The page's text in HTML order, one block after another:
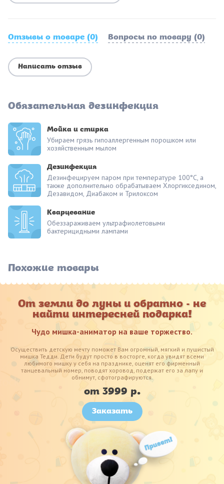
Отзывы о товаре (0) Вопросы по товару (0)
Написать отзыв
Обязательная дезинфекция
Мойка и стирка
Убираем грязь гипоаллергенным порошком или
хозяйственным мылом
Дезинфекция
Дезинфецируем паром при температуре 100°С, а
также дополнительно обрабатываем Хлоргикседином,
Дезавидом, Диабаком и Трилоксом
Кварцевание
Обеззараживаем ультрафиолетовыми
бактерицидными лампами
Похожие товары
От земли до луны и обратно - не
найти интересней подарка!
Чудо мишка-аниматор на ваше торжество.
Осуществить детскую мечту поможет Вам огромный, мягкий и пушистый
мишка Тедди. Дети будут просто в восторге, когда увидят всеми
любимого мишку у себя на празднике, оценят его фирменный
танцевальный номер, поводят хоровод, подержат его за лапу и
обнимут, сфотографируются.
от 3999 р.
Заказать